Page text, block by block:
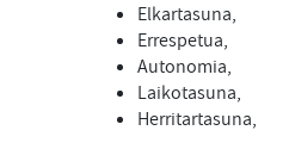
Elkartasuna,
Errespetua,
Autonomia,
Laikotasuna,
Herritartasuna,